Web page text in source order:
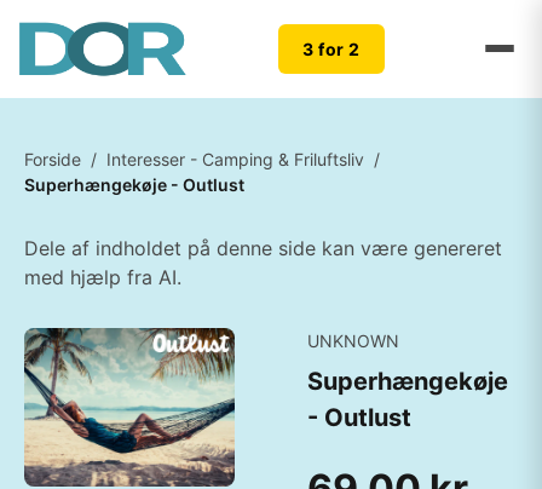
3 for 2
Forside / Interesser - Camping & Friluftsliv /
Superhængekøje - Outlust
Dele af indholdet på denne side kan være genereret
med hjælp fra AI.
UNKNOWN
Superhængekøje
- Outlust